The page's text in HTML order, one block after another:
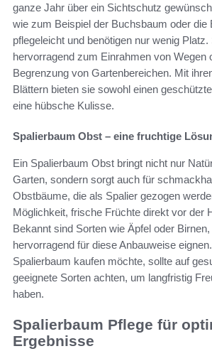
ganze Jahr über ein Sichtschutz
wie zum Beispiel der Buchsbaum oder die
pflegeleicht und benötigen nur wenig
hervorragend zum Einrahmen von Wegen
Begrenzung von Gartenbereichen. Mit
Blättern bieten sie sowohl einen
eine hübsche Kulisse.
Spalierbaum Obst – eine fruchtige
Ein Spalierbaum Obst bringt nicht nur
Garten, sondern sorgt auch für
Obstbäume, die als Spalier gezogen
Möglichkeit, frische Früchte direkt vor der
Bekannt sind Sorten wie Äpfel oder
hervorragend für diese Anbauweise
Spalierbaum kaufen möchte, sollte auf
geeignete Sorten achten, um langfristig
haben.
Spalierbaum Pflege für
Ergebnisse